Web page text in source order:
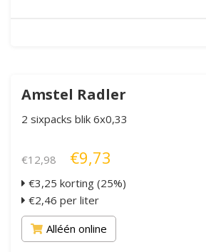
Amstel Radler
2 sixpacks blik 6x0,33
€12,98 €9,73
€3,25 korting (25%)
€2,46 per liter
Alléén online